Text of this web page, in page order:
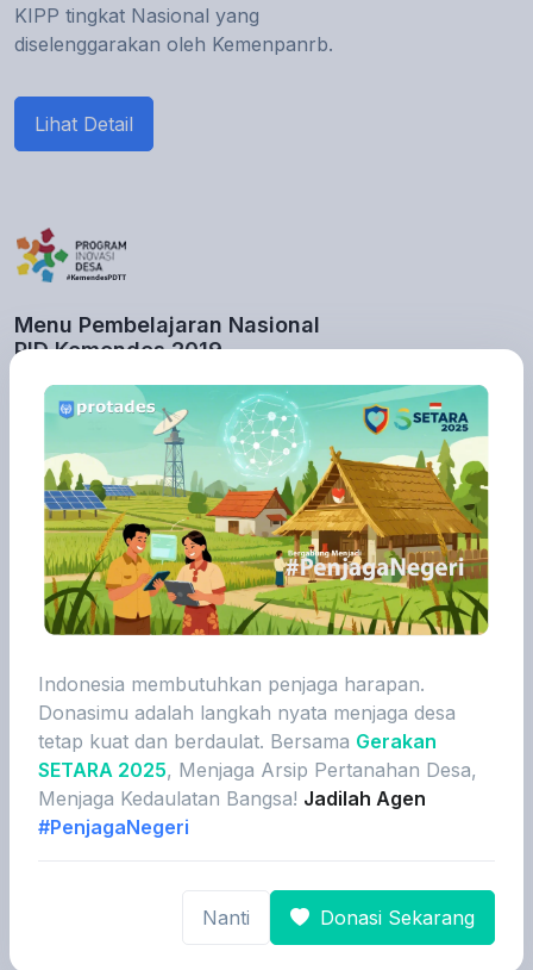
KIPP tingkat Nasional yang
diselenggarakan oleh Kemenpanrb.
Lihat Detail
Menu Pembelajaran Nasional
PID Kemendes 2019
Pada tahun 2019 Protades masuk
dalam Katalog Menu Pembalajaran
Nasional Program Inovasi Desa
Kemendes 2019
Lihat detail
Nominasi United Nations Public
Service Award 2022
Menjadi nominasi UNPSA 2022 yang
diselenggarakan oleh Perserikatan
Bangsa Bangsa
Lihat detail
Indonesia membutuhkan penjaga harapan.
Donasimu adalah langkah nyata menjaga desa
tetap kuat dan berdaulat. Bersama Gerakan
SETARA 2025, Menjaga Arsip Pertanahan Desa,
Menjaga Kedaulatan Bangsa! Jadilah Agen
#PenjagaNegeri
Nanti Donasi Sekarang